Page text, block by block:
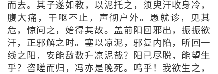
而去。其子遂如教，以泥托之，须臾汗收身冷，
腹大痛，干呕不止，声彻户外。愚就诊，见其
危，惊问之，始得其故。盖前阳回邪出，振振欲
汗，正邪解之时。塞以凉泥，邪复内陷，所回一
线之阳，安能敌数升凉泥哉？阳已尽脱，能望生
乎？咨嗟而归，冯亦是晚死。呜乎！我欲生之，